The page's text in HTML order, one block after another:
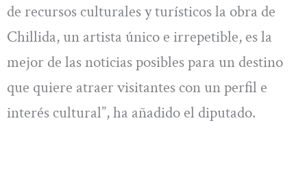
de recursos culturales y turísticos la obra de
Chillida, un artista único e irrepetible, es la
mejor de las noticias posibles para un destino
que quiere atraer visitantes con un perfil e
interés cultural”, ha añadido el diputado.